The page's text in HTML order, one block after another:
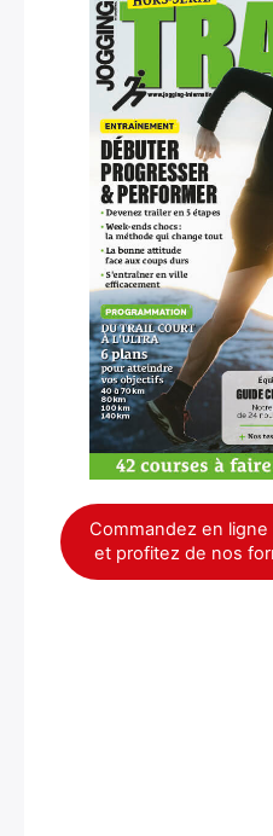
Commandez en
et profitez de nos
Rechercher